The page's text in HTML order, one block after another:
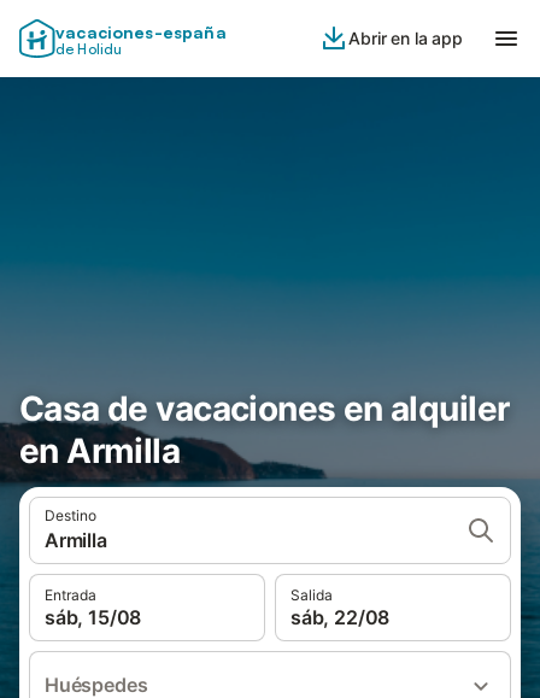
vacaciones-españa
de Holidu
Abrir en la app
Casa de vacaciones en alquiler
en Armilla
Destino
Armilla
Entrada
sáb, 15/08
Salida
sáb, 22/08
Huéspedes